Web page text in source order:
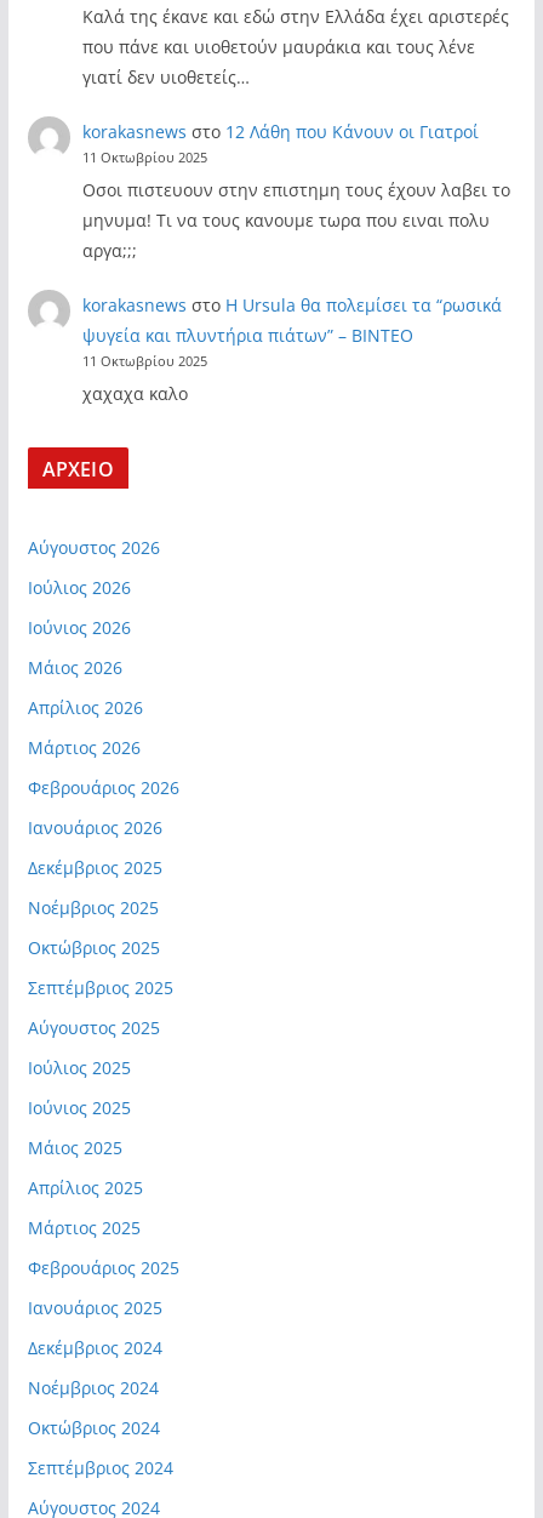
Καλά της έκανε και εδώ στην Ελλάδα έχει αριστερές
που πάνε και υιοθετούν μαυράκια και τους λένε
γιατί δεν υιοθετείς…
korakasnews στο 12 Λάθη που Κάνουν οι Γιατροί
11 Οκτωβρίου 2025
Οσοι πιστευουν στην επιστημη τους έχουν λαβει το
μηνυμα! Τι να τους κανουμε τωρα που ειναι πολυ
αργα;;;
korakasnews στο Η Ursula θα πολεμίσει τα “ρωσικά
ψυγεία και πλυντήρια πιάτων” – ΒΙΝΤΕΟ
11 Οκτωβρίου 2025
χαχαχα καλο
ΑΡΧΕΙΟ
Αύγουστος 2026
Ιούλιος 2026
Ιούνιος 2026
Μάιος 2026
Απρίλιος 2026
Μάρτιος 2026
Φεβρουάριος 2026
Ιανουάριος 2026
Δεκέμβριος 2025
Νοέμβριος 2025
Οκτώβριος 2025
Σεπτέμβριος 2025
Αύγουστος 2025
Ιούλιος 2025
Ιούνιος 2025
Μάιος 2025
Απρίλιος 2025
Μάρτιος 2025
Φεβρουάριος 2025
Ιανουάριος 2025
Δεκέμβριος 2024
Νοέμβριος 2024
Οκτώβριος 2024
Σεπτέμβριος 2024
Αύγουστος 2024